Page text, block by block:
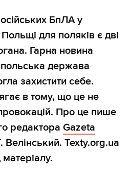
БпЛА у
для поляків є дві
Гарна новина
держава
захистити себе.
в тому, що це не
Про це пише
редактора Gazeta
Велінський. Texty.org.ua